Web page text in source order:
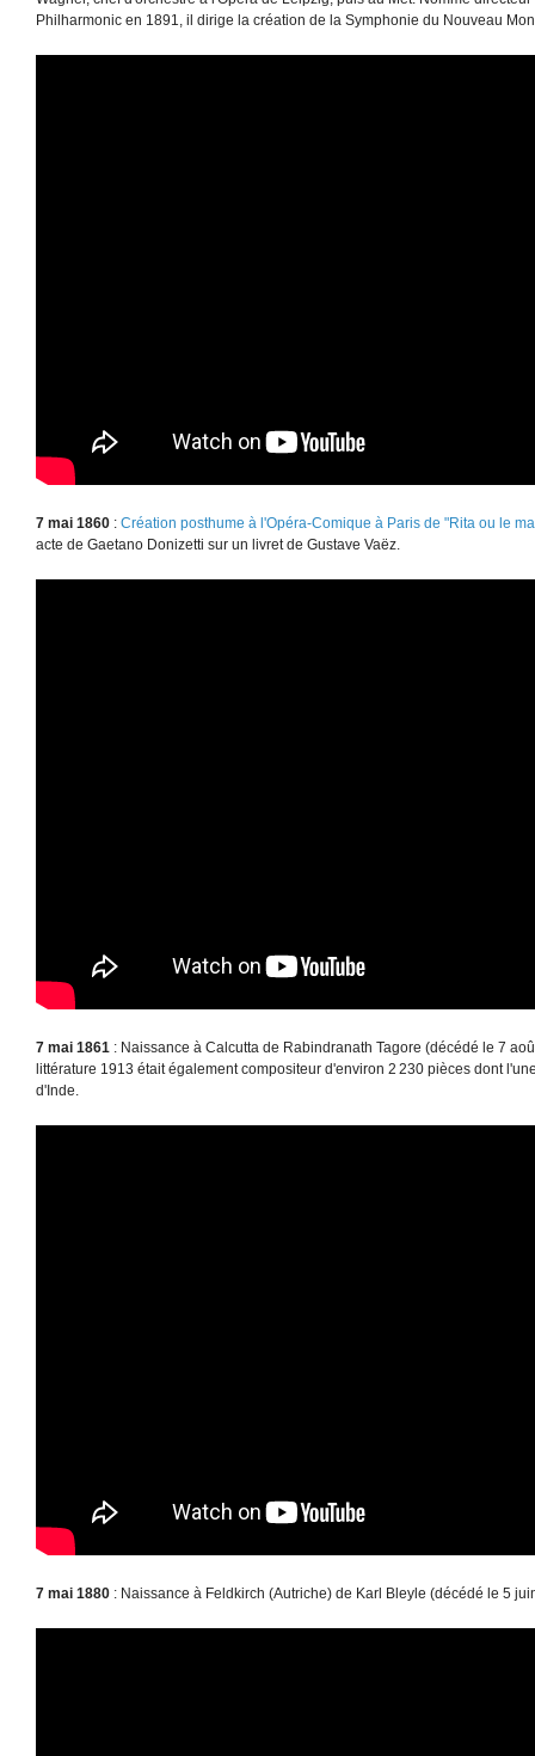
Philharmonic en 1891, il dirige la création de la Symphonie du Nouveau
7 mai 1860 : Création posthume à l'Opéra-Comique à Paris de "Rita ou le
acte de Gaetano Donizetti sur un livret de Gustave Vaëz.
7 mai 1861 : Naissance à Calcutta de Rabindranath Tagore (décédé le 7
littérature 1913 était également compositeur d'environ 2 230 pièces dont
d'Inde.
7 mai 1880 : Naissance à Feldkirch (Autriche) de Karl Bleyle (décédé le 5